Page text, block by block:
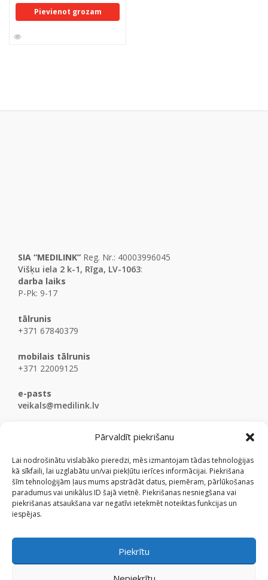
Pārvaldīt piekrišanu
Lai nodrošinātu vislabāko pieredzi, mēs izmantojam tādas tehnoloģijas
kā sīkfaili, lai uzglabātu un/vai piekļūtu ierīces informācijai. Piekrišana
šīm tehnoloģijām ļaus mums apstrādāt datus, piemēram, pārlūkošanas
paradumus vai unikālus ID šajā vietnē. Piekrišanas nesniegšana vai
piekrišanas atsaukšana var negatīvi ietekmēt noteiktas funkcijas un
iespējas.
Piekrītu
Pievienot grozam
SIA “MEDILINK” Reg. Nr.: 40003996045
Višķu iela 2 k-1, Rīga, LV-1063:
darba laiks
P-Pk: 9-17
tālrunis
+371 67840379
mobilais tālrunis
+371 22009125
e-pasts
veikals@medilink.lv